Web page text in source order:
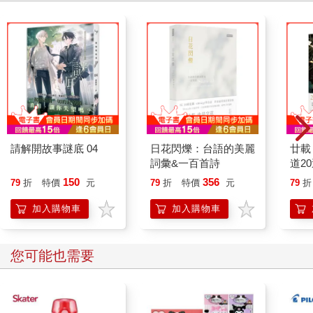
請解開故事謎底 04
79 折 特價 150 元
加入購物車
日花閃爍：台語的美麗
詞彙&一百首詩
79 折 特價 356 元
加入購物車
廿
道
79 折
您可能也需要